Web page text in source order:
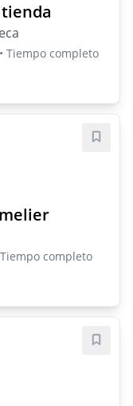
Tiempo completo
completo